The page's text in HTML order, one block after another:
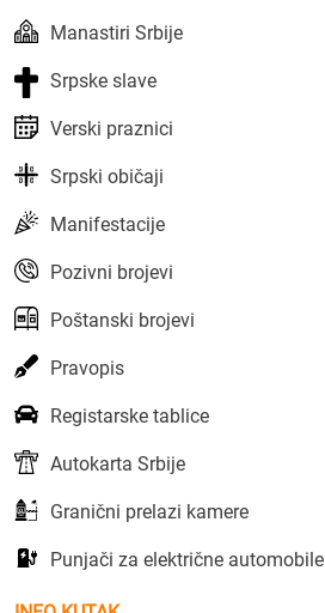
Manastiri Srbije
Srpske slave
Verski praznici
Srpski običaji
Manifestacije
Pozivni brojevi
Poštanski brojevi
Pravopis
Registarske tablice
Autokarta Srbije
Granični prelazi kamere
Punjači za električne automobile